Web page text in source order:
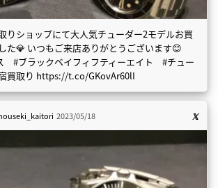
ショップにて大人気チューダー2モデルお買
た💎 いつもご来店ありがとうございます😊
#ブラックベイフィフティーエイト #チュー
買取り https://t.co/GKovAr60lI
2023/05/18